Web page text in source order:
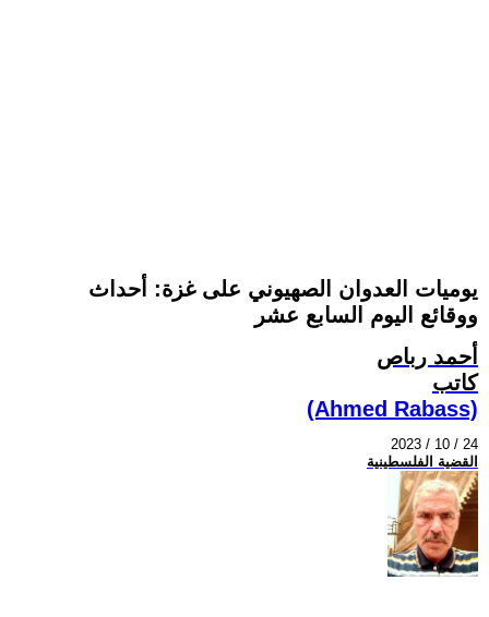
يوميات العدوان الصهيوني على غزة: أحداث
ووقائع اليوم السابع عشر
أحمد رباص
كاتب
(Ahmed Rabass)
2023 / 10 / 24
القضية الفلسطينية